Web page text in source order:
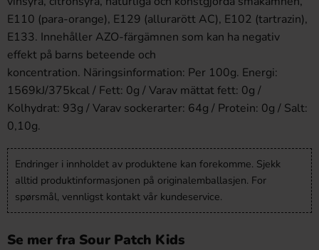
E110 (para-orange), E129 (allurarött AC), E102 (tartrazin),
E133. Innehåller AZO-färgämnen som kan ha negativ
effekt på barns beteende och
koncentration. Näringsinformation: Per 100g. Energi:
1569kJ/375kcal / Fett: 0g / Varav mättat fett: 0g /
Kolhydrat: 93g / Varav sockerarter: 64g / Protein: 0g / Salt:
0,10g.
Endringer i innholdet av produktene kan forekomme. Sjekk
alltid produktinformasjonen på originalemballasjen. For
spørsmål, vennligst kontakt vår kundeservice.
Se mer fra Sour Patch Kids